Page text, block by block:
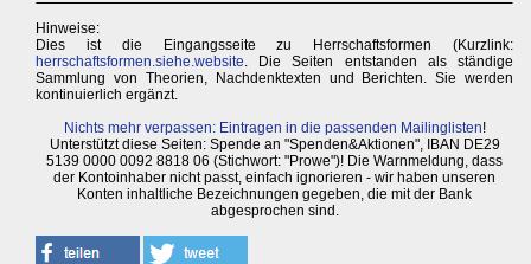
Hinweise:
Dies ist die Eingangsseite zu Herrschaftsformen (Kurzlink:
herrschaftsformen.siehe.website. Die Seiten entstanden als ständige
Sammlung von Theorien, Nachdenktexten und Berichten. Sie werden
kontinuierlich ergänzt.
Nichts mehr verpassen: Eintragen in die passenden Mailinglisten!
Unterstützt diese Seiten: Spende an "Spenden&Aktionen", IBAN DE29
5139 0000 0092 8818 06 (Stichwort: "Prowe")! Die Warnmeldung, dass
der Kontoinhaber nicht passt, einfach ignorieren - wir haben unseren
Konten inhaltliche Bezeichnungen gegeben, die mit der Bank
abgesprochen sind.